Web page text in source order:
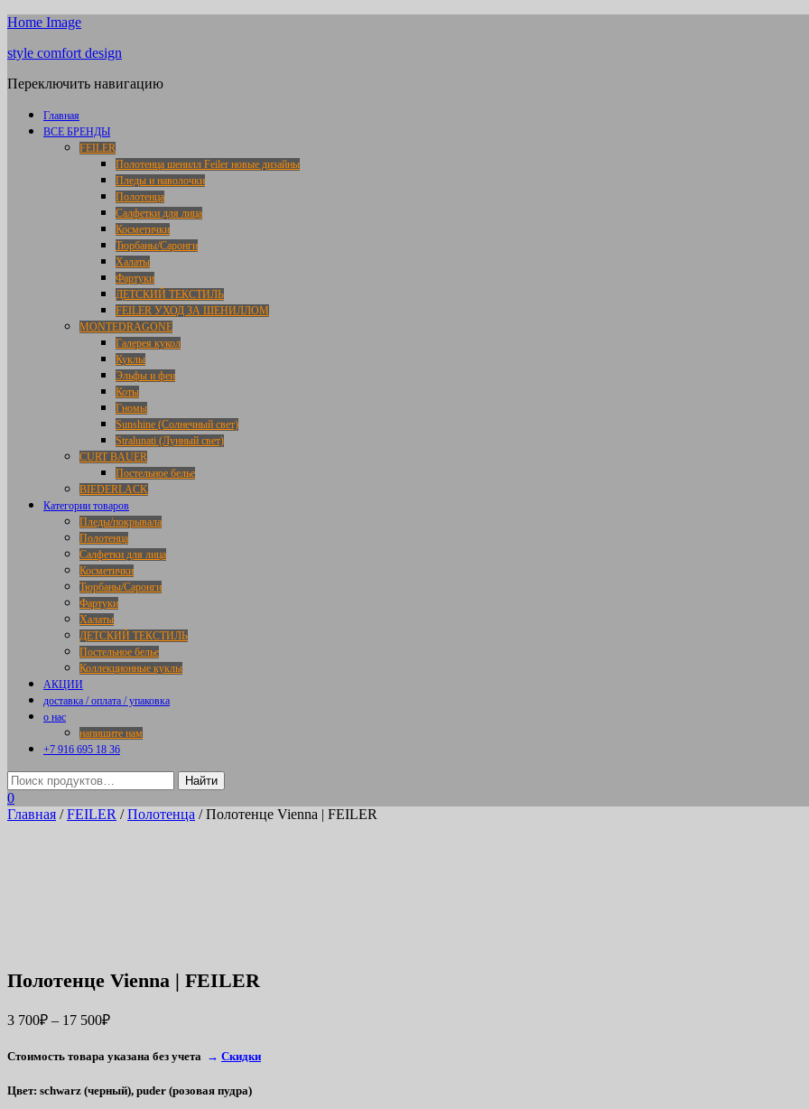
Home Image
style comfort design
Переключить навигацию
Главная
ВСЕ БРЕНДЫ
FEILER
Полотенца шенилл Feiler новые дизайны
Пледы и наволочки
Полотенца
Салфетки для лица
Косметички
Тюрбаны/Саронги
Халаты
Фартуки
ДЕТСКИЙ ТЕКСТИЛЬ
FEILER УХОД ЗА ШЕНИЛЛОМ
MONTEDRAGONE
Галерея кукол
Куклы
Эльфы и феи
Коты
Гномы
Sunshine (Солнечный свет)
Stralunati (Лунный свет)
CURT BAUER
Постельное белье
BIEDERLACK
Категории товаров
Пледы/покрывала
Полотенца
Салфетки для лица
Косметички
Тюрбаны/Саронги
Фартуки
Халаты
ДЕТСКИЙ ТЕКСТИЛЬ
Постельное белье
Коллекционные куклы
АКЦИИ
доставка / оплата / упаковка
о нас
напишите нам
+7 916 695 18 36
0
Главная /FEILER /Полотенца / Полотенце Vienna | FEILER
Полотенце Vienna | FEILER
3 700₽ – 17 500₽
Стоимость товара указана без учета → Скидки
Цвет: schwarz (черный), puder (розовая пудра)